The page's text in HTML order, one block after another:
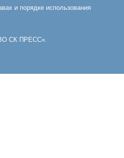
и порядке использования
СК ПРЕСС».